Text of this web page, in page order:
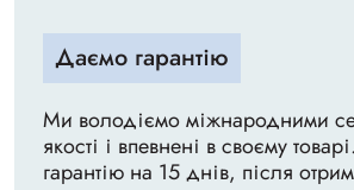
Даємо гарантію
Ми володіємо міжнародними
якості і впевнені в своєму
гарантію на 15 днів, після